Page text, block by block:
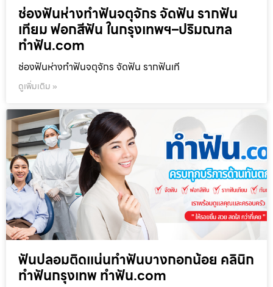
ช่องฟันห่างทำฟันจตุจักร จัดฟัน รากฟัน
เทียม ฟอกสีฟัน ในกรุงเทพฯ–ปริมณฑล
ทำฟัน.com
ช่องฟันห่างทำฟันจตุจักร จัดฟัน รากฟันเที
ดูเพิ่มเติม »
ฟันปลอมติดแน่นทำฟันบางกอกน้อย คลินิก
ทำฟันกรุงเทพ ทำฟัน.com